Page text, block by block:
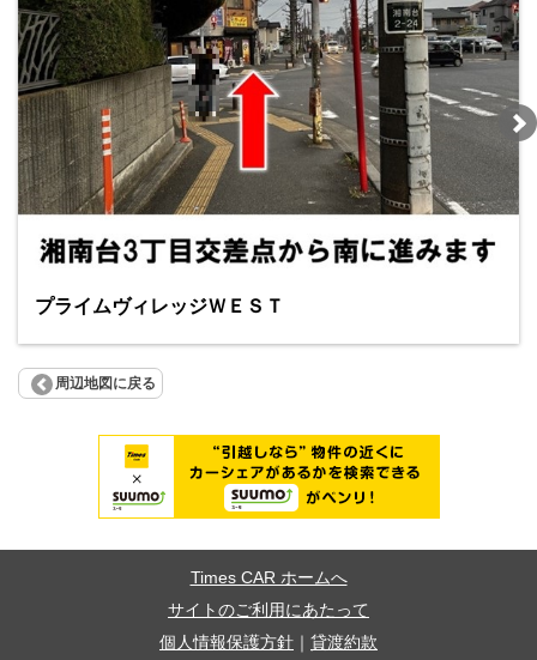
プライムヴィレッジＷＥＳＴ
周辺地図に戻る
Times CAR ホームへ
サイトのご利用にあたって
個人情報保護方針
貸渡約款